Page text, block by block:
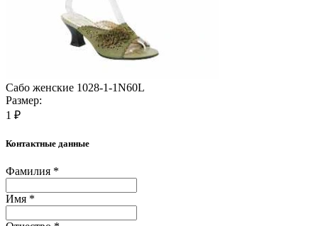
Сабо женские 1028-1-1N60L
Размер:
1 ₽
Контактные данные
Фамилия *
Имя *